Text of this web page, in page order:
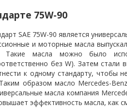
75W-90
SAE 75W-90 является
и моторные масла
масла можно было
без W). Затем стали
к одному стандарту, чтобы
образом масло Mercedes-
масла компания
эффективность масла, как